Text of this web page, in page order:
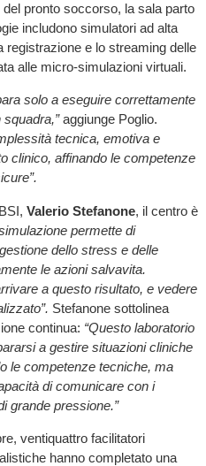
pronto soccorso, la sala parto
includono simulatori ad alta
registrazione e lo streaming delle
alle micro-simulazioni virtuali.
solo a eseguire correttamente
aggiunge Poglio.
tecnica, emotiva e
clinico, affinando le competenze
Valerio Stefanone, il centro è
permette di
dello stress e delle
le azioni salvavita.
a questo risultato, e vedere
Stefanone sottolinea
continua: “Questo laboratorio
a gestire situazioni cliniche
le competenze tecniche, ma
di comunicare con i
grande pressione.”
ventiquattro facilitatori
hanno completato una